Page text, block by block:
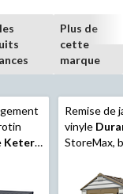
Plus de
cette
marque
Keter,
Remise de
vinyle
StoreMax,